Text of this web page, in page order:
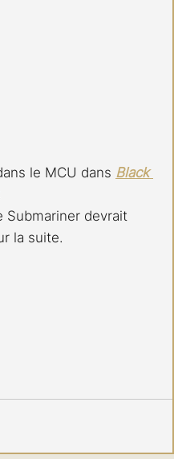
le MCU dans Black
Submariner devrait
la suite.